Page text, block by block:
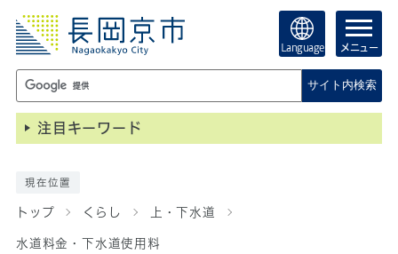
Language メニュー
サイト内検索
注目キーワード
現在位置
トップ くらし 上・下水道
水道料金・下水道使用料